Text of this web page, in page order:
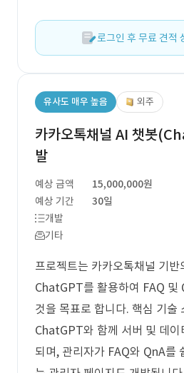
로그인 후 무료 견적
유사도 매우 높음 외주
카카오톡채널 AI 챗봇
발
예상 금액
15,000,000원
예상 기간
30일
개발
기타
프로젝트는 카카오톡채널 기
ChatGPT를 활용하여 FAQ 및
것을 목표로 합니다. 핵심 기술
ChatGPT와 함께 서버 및 데이
되며, 관리자가 FAQ와 QnA를